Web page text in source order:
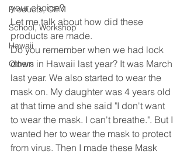
Products, OEM
School, Workshop
Hawaii
Others
your choice?
Let me talk about how did these
products are made.
Do you remember when we had lock
down in Hawaii last year? It was March
last year. We also started to wear the
mask on. My daughter was 4 years old
at that time and she said "I don't want
to wear the mask. I can't breathe.". But I
wanted her to wear the mask to protect
from virus. Then I made these Mask